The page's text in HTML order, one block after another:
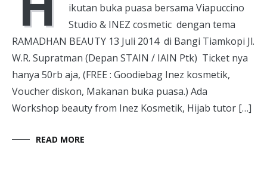
ikutan buka puasa bersama Viapuccino
Studio & INEZ cosmetic dengan tema
RAMADHAN BEAUTY 13 Juli 2014 di Bangi Tiamkopi Jl.
W.R. Supratman (Depan STAIN / IAIN Ptk) Ticket nya
hanya 50rb aja, (FREE : Goodiebag Inez kosmetik,
Voucher diskon, Makanan buka puasa.) Ada
Workshop beauty from Inez Kosmetik, Hijab tutor […]
READ MORE